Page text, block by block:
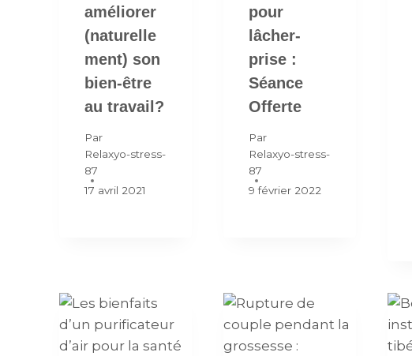
améliorer
(naturelle
ment) son
bien-être
au travail?
Par
Relaxyo-stress-
87
17 avril 2021
pour
lâcher-
prise :
Séance
Offerte
Par
Relaxyo-stress-
87
9 février 2022